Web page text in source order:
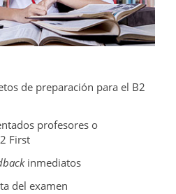
de preparación para el B2
profesores o
First
inmediatos
del examen